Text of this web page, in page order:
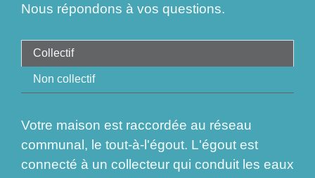
Nous répondons à vos questions.
Collectif
Non collectif
Votre maison est raccordée au réseau
communal, le tout-à-l'égout. L'égout est
connecté à un collecteur qui conduit les eaux